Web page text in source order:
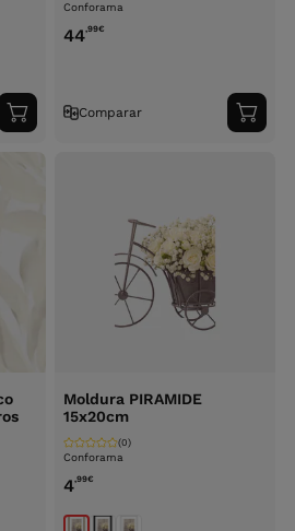
Adicionar
ao
Conforama
44,99€
Comparar
ao
Moldura PIRAMIDE
15x20cm
Conforama
(0)
4,99€